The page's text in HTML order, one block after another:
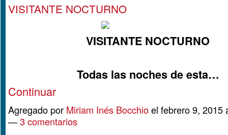
VISITANTE NOCTURNO
VISITANTE NOCTURNO
Todas las noches de esta…
Continuar
Agregado por Miriam Inés Bocchioel febrero 9, 2015
—3 comentarios